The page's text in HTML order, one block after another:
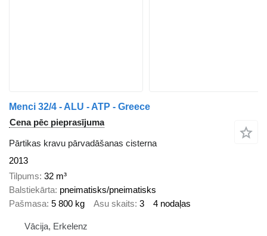
Menci 32/4 - ALU - ATP - Greece
Cena pēc pieprasījuma
Pārtikas kravu pārvadāšanas cisterna
2013
Tilpums 32 m³
Balstiekārta pneimatisks/pneimatisks
Pašmasa 5 800 kg Asu skaits 3 4 nodaļas
Vācija, Erkelenz